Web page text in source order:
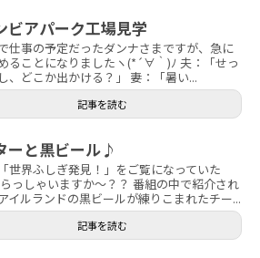
ビアパーク工場見学
仕事の予定だったダンナさまですが、急に
ることになりましたヽ(*´∀｀)ﾉ 夫：「せっ
、どこか出かける？」 妻：「暑い...
記事を読む
ーと黒ビール♪
世界ふしぎ発見！」をご覧になっていた
っしゃいますか～？？ 番組の中で紹介され
イルランドの黒ビールが練りこまれたチー...
記事を読む